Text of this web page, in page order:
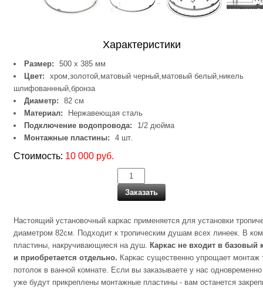
Характеристики
Размер:
500 x 385 мм
Цвет:
хром,золотой,матовый черный,матовый белый,никель
шлифованнный,бронза
Диаметр:
82 см
Материал:
Нержавеющая сталь
Подключение водопровода:
1/2 дюйма
Монтажные пластины:
4 шт.
Стоимость: 10 000 руб.
Заказать
Настоящий установочный каркас применяется для установки
диаметром 82см. Подходит к тропическим душам всех линеек. В
пластины, накручивающиеся на душ. Каркас не входит в базовый
и приобретается отдельно. Каркас существенно упрощает монтаж
потолок в ванной комнате. Если вы заказываете у нас
уже будут прикреплены монтажные пластины - вам останется